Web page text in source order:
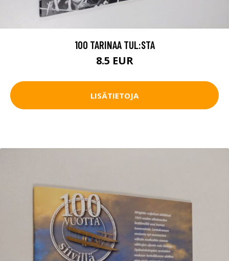
100 TARINAA TUL:STA
8.5 EUR
LISÄTIETOJA